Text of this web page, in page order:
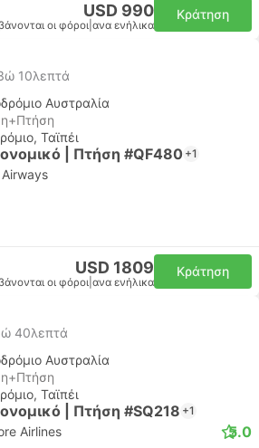
USD 990
οι φόροι ανα ενήλικα
Κράτηση
10λεπτά
Αυστραλία
Ταϊπέι
| Πτήση #QF480+1
USD 1809
οι φόροι ανα ενήλικα
Κράτηση
40λεπτά
Αυστραλία
Ταϊπέι
| Πτήση #SQ218 +1
Airlines 5.0